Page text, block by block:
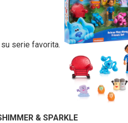
serie favorita.
& SPARKLE